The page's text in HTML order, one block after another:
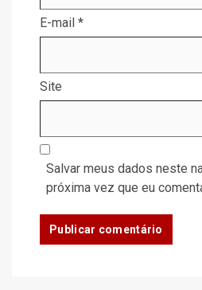
E-mail *
Site
Salvar meus dados neste
próxima vez que eu